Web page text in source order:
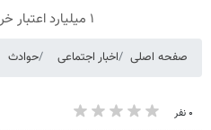
۱ میلیارد اعتبار خرید طلا | بدون ضامن و چک
صفحه اصلی اخبار اجتماعی حوادث
۰ نفر